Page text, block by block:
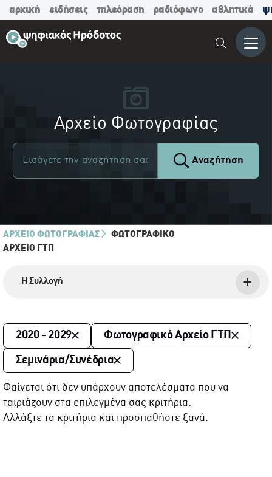
αρχική ειδήσεις τηλεόραση ραδιόφωνο αθλητικά
Μενού
Αρχείο Φωτογραφίας
Αναζήτηση
ΑΡΧΕΙΟ ΦΩΤΟΓΡΑΦΙΑΣ
ΦΩΤΟΓΡΑΦΙΚΌ
ΑΡΧΕΊΟ ΓΤΠ
Η Συλλογή
2020 - 2029 Φωτογραφικό Αρχείο ΓΤΠ
Σεμινάρια/Συνέδρια
Φαίνεται ότι δεν υπάρχουν αποτελέσματα που να
ταιριάζουν στα επιλεγμένα σας κριτήρια.
Αλλάξτε τα κριτήρια και προσπαθήστε ξανά.